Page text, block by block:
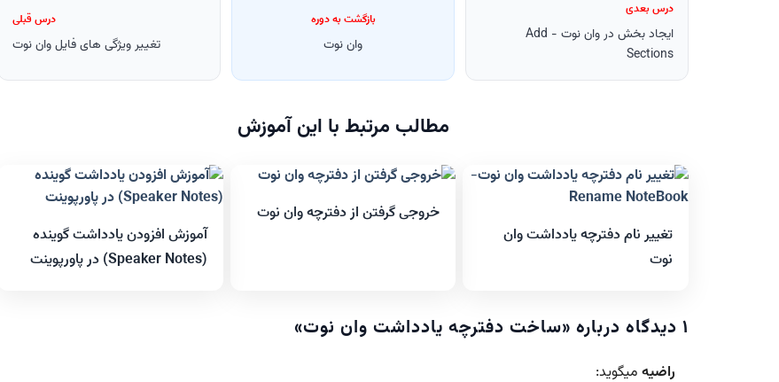
درس بعدی
ایجاد بخش در وان نوت - Add
Sections
بازگشت به دوره
وان نوت
درس قبلی
تغییر ویژگی های فایل وان نوت
مطالب مرتبط با این آموزش
تغییر نام دفترچه یادداشت وان
نوت
خروجی گرفتن از دفترچه وان نوت
آموزش افزودن یادداشت گوینده
(Speaker Notes) در پاورپوینت
۱ دیدگاه درباره « ساخت دفترچه یادداشت وان نوت»
راضیه میگوید: